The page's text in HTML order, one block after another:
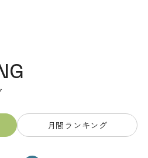
月間ランキング